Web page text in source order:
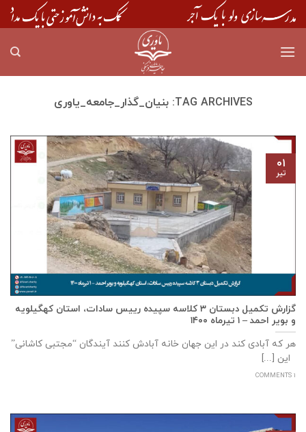
Skip
to
TAG ARCHIVES: بنیان_گذار_جامعه_یاوری
گزارش تکمیل دبستان ۳ کلاسه سپيده رييس سادات، استان كهگيلويه
و بوير احمد – ۱ تیرماه ۱۴۰۰
هر که آبادی کند در این جهان خانه آبادش کنند آیندگان “مجتبی کاشانی”
این [...]
1 COMMENTS
۰۱
تیر